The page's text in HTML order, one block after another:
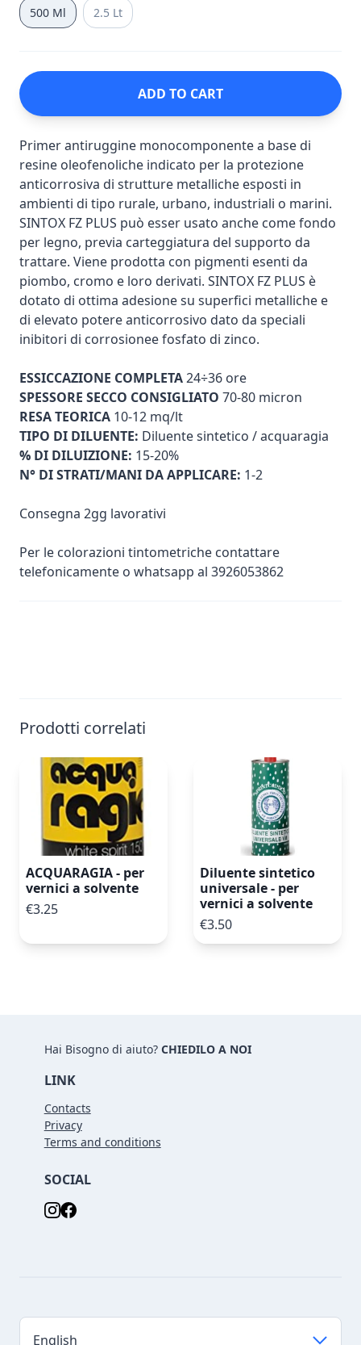
500 Ml
2.5 Lt
ADD TO CART
Primer antiruggine monocomponente a base di
resine oleofenoliche indicato per la protezione
anticorrosiva di strutture metalliche esposti in
ambienti di tipo rurale, urbano, industriali o marini.
SINTOX FZ PLUS può esser usato anche come fondo
per legno, previa carteggiatura del supporto da
trattare. Viene prodotta con pigmenti esenti da
piombo, cromo e loro derivati. SINTOX FZ PLUS è
dotato di ottima adesione su superfici metalliche e
di elevato potere anticorrosivo dato da speciali
inibitori di corrosionee fosfato di zinco.
ESSICCAZIONE COMPLETA24÷36 ore
SPESSORE SECCO CONSIGLIATO 70-80 micron
RESA TEORICA 10-12 mq/lt
TIPO DI DILUENTE: Diluente sintetico / acquaragia
% DI DILUIZIONE: 15-20%
N° DI STRATI/MANI DA APPLICARE: 1-2
Consegna 2gg lavorativi
Per le colorazioni tintometriche contattare
telefonicamente o whatsapp al 3926053862
Prodotti correlati
ACQUARAGIA - per
vernici a solvente
€3.25
Diluente sintetico
universale - per
vernici a solvente
€3.50
Hai Bisogno di aiuto? CHIEDILO A NOI
LINK
Contacts
Privacy
Terms and conditions
SOCIAL